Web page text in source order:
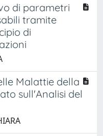
di parametri
tramite
di
Malattie della
sull'Analisi del